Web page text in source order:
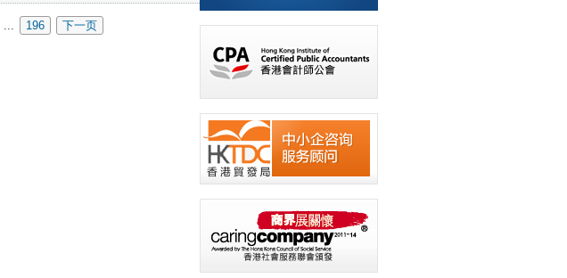
... 196 下一页